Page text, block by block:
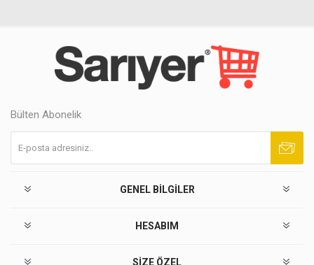
Bülten Abonelik
GENEL BILGILER
HESABIM
SIZE ÖZEL